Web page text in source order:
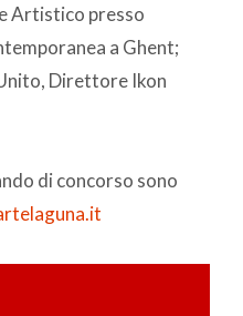
Artistico presso
a Ghent;
Direttore Ikon
di concorso sono